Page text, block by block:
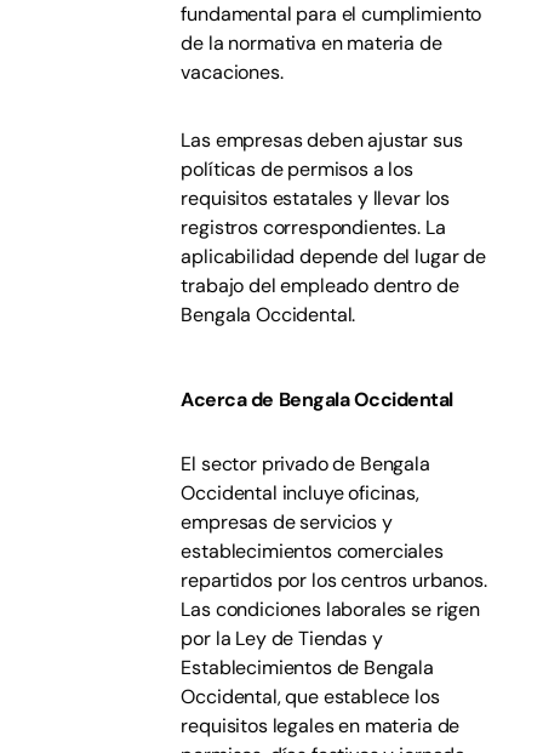
fundamental para el cumplimiento
de la normativa en materia de
vacaciones.
Las empresas deben ajustar sus
políticas de permisos a los
requisitos estatales y llevar los
registros correspondientes. La
aplicabilidad depende del lugar de
trabajo del empleado dentro de
Bengala Occidental.
Acerca de Bengala Occidental
El sector privado de Bengala
Occidental incluye oficinas,
empresas de servicios y
establecimientos comerciales
repartidos por los centros urbanos.
Las condiciones laborales se rigen
por la Ley de Tiendas y
Establecimientos de Bengala
Occidental, que establece los
requisitos legales en materia de